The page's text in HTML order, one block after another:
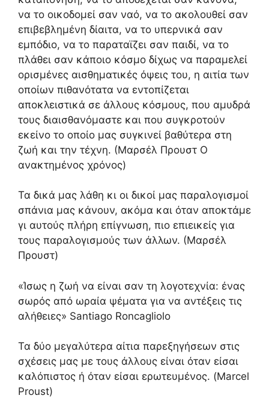
να το οικοδομεί σαν ναό, να το ακολουθεί σαν
επιβεβλημένη δίαιτα, να το υπερνικά σαν
εμπόδιο, να το παραταϊζει σαν παιδί, να το
πλάθει σαν κάποιο κόσμο δίχως να παραμελεί
ορισμένες αισθηματικές όψεις του, η αιτία των
οποίων πιθανότατα να εντοπίζεται
αποκλειστικά σε άλλους κόσμους, που αμυδρά
τους διαισθανόμαστε και που συγκροτούν
εκείνο το οποίο μας συγκινεί βαθύτερα στη
ζωή και την τέχνη. (Μαρσέλ Προυστ Ο
ανακτημένος χρόνος)
Τα δικά μας λάθη κι οι δικοί μας παραλογισμοί
σπάνια μας κάνουν, ακόμα και όταν αποκτάμε
γι αυτούς πλήρη επίγνωση, πιο επιεικείς για
τους παραλογισμούς των άλλων. (Μαρσέλ
Προυστ)
«Ίσως η ζωή να είναι σαν τη λογοτεχνία: ένας
σωρός από ωραία ψέματα για να αντέξεις τις
αλήθειες» Santiago Roncagliolo
Τα δύο μεγαλύτερα αίτια παρεξηγήσεων στις
σχέσεις μας με τους άλλους είναι όταν είσαι
καλόπιστος ή όταν είσαι ερωτευμένος. (Marcel
Proust)